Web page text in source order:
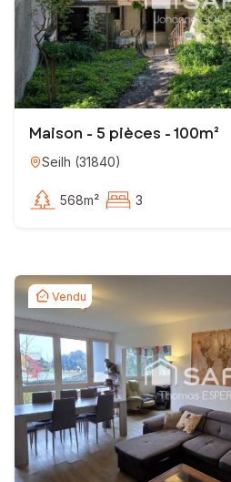
Maison - 5 pièces - 100m²
Seilh (31840)
568m² 3
Vendu